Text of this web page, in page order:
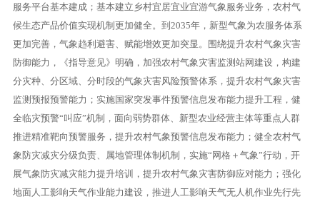
服务平台基本建成；基本建立乡村宜居宜业宜游气象服务业务，农村气
候生态产品价值实现机制更加健全。到2035年，新型气象为农服务体系
更加完善，气象趋利避害、赋能增效更加突显。围绕提升农村气象灾害
防御能力，《指导意见》明确，加强农村气象灾害监测站网建设，构建
分灾种、分区域、分时段的气象灾害风险预警体系，提升农村气象灾害
监测预报预警能力；实施国家突发事件预警信息发布能力提升工程，健
全临灾预警“叫应”机制，面向弱势群体、新型农业经营主体等重点人群
推进精准靶向预警服务，提升农村气象预警信息发布能力；健全农村气
象防灾减灾分级负责、属地管理体制机制，实施“网格＋气象”行动，开
展气象防灾减灾能力提升培训，提升农村气象灾害防御应对能力；强化
地面人工影响天气作业能力建设，推进人工影响天气无人机作业先行先